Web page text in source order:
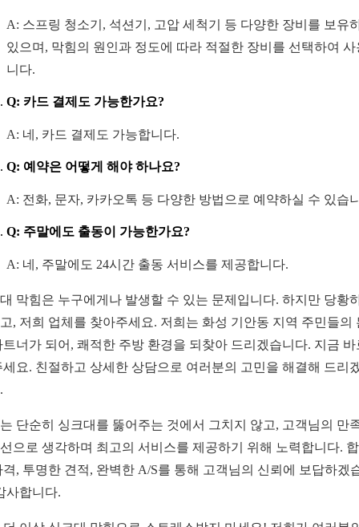
A: 스프링 청소기, 석션기, 고압 세척기 등 다양한 장비를 보유
있으며, 막힘의 원인과 정도에 따라 적절한 장비를 선택하여 사
니다.
Q: 카드 결제도 가능한가요?
A: 네, 카드 결제도 가능합니다.
Q: 예약은 어떻게 해야 하나요?
A: 전화, 문자, 카카오톡 등 다양한 방법으로 예약하실 수 있습
Q: 주말에도 출동이 가능한가요?
A: 네, 주말에도 24시간 출동 서비스를 제공합니다.
막힘은 누구에게나 발생할 수 있는 문제입니다. 하지만 당황
, 저희 업체를 찾아주세요. 저희는 화성 기안동 지역 주민들의
트너가 되어, 쾌적한 주방 환경을 되찾아 드리겠습니다. 지금 바
세요. 친절하고 상세한 상담으로 여러분의 고민을 해결해 드리
단순히 싱크대를 뚫어주는 것에서 그치지 않고, 고객님의 만
으로 생각하며 최고의 서비스를 제공하기 위해 노력합니다.
격, 투명한 견적, 완벽한 A/S를 통해 고객님의 신뢰에 보답하겠
사합니다.